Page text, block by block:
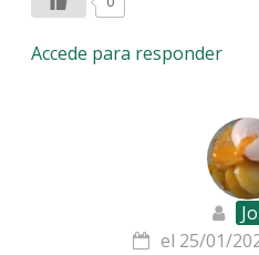
Accede para responder
el 25/01/